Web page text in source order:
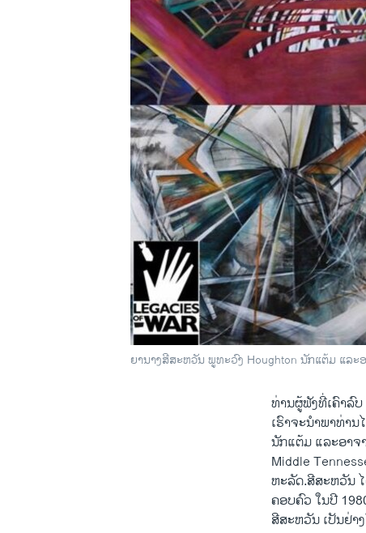
ຍານາງສີສະຫວັນ ພູທະວົງ Houghton ນັກແຕ້ມ ແລະ
ທ່ານຜູ້ຟັງທີ່ເຄົາລົ
ເຮົາຈະນຳພາທ່າ
ນັກແຕ້ມ ແລະອາ
Middle
ຫະລັດ.ສີສະຫວັນ
ຄອບຄົວ ໃນປີ
ສີສະຫວັນ ເປັນຢ່າ